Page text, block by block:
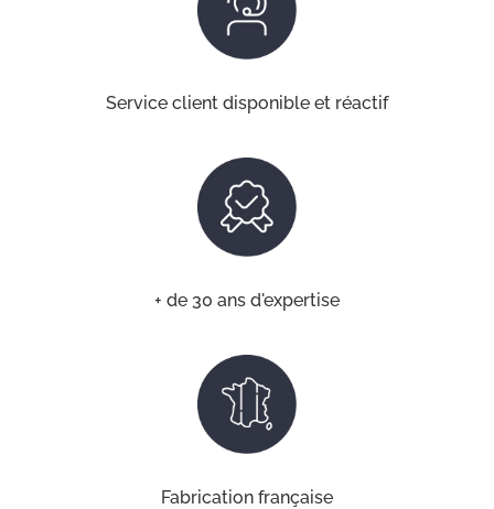
Service client disponible et réactif
+ de 30 ans d'expertise
Fabrication française